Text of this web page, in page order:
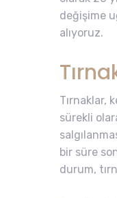
değişime
alıyoruz.
Tırnaklar,
sürekli
bir süre
durum,